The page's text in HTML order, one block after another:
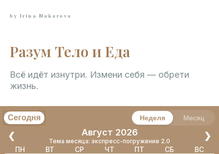
by Irina Makarova
Разум Тело и Еда
Всё идёт изнутри. Измени себя — обрети
жизнь.
Сегодня
❮ ❯
Август 2026
Тема месяца: экспресс-погружение 2.0
Неделя Месяц
ПН ВТ СР ЧТ ПТ СБ ВС